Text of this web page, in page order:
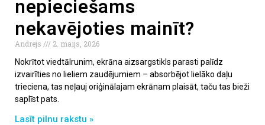
nepieciešams
nekavējoties mainīt?
Andrejs
2. maijs, 2026
Nokrītot viedtālrunim, ekrāna aizsargstikls parasti palīdz
izvairīties no lieliem zaudējumiem – absorbējot lielāko daļu
trieciena, tas neļauj oriģinālajam ekrānam plaisāt, taču tas bieži
saplīst pats.
Lasīt pilnu rakstu »